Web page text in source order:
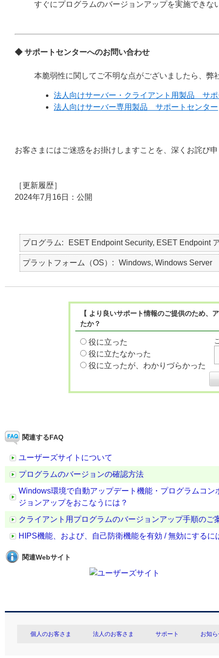
すぐにプログラムのバージョンアップを実施できな
◆ サポートセンターへのお問い合わせ
本脆弱性に関してご不明な点がございましたら、
法人向けサーバー・クライアント用製品 サ
法人向けサーバー専用製品 サポートセンター
お客さまにはご迷惑をお掛けしますことを、深くお詫び
［更新履歴］
2024年7月16日：公開
プログラム ESET Endpoint Security, ESET Endpoint
プラットフォーム（OS） Windows, Windows Server
【 より良いサポート情報のご提供のため
たか？
役に立った
役に立たなかった
役に立ったが、わかりづらかった
関連するFAQ
ユーザーズサイトについて
プログラムのバージョンの確認方法
Windows環境で自動アップデート機能・プログラムコ
ジョンアップをおこなうには？
クライアント用プログラムのバージョンアップ手順のご
HIPS機能、および、自己防衛機能を有効 / 無効にするに
関連Webサイト
個人のお客さま 法人のお客さま サポート お知